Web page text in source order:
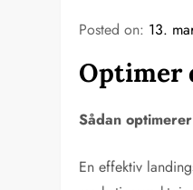
Posted on: 13.
Optimer
Sådan
En effektiv